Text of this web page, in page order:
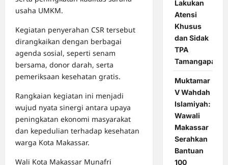
usaha UMKM.
Kegiatan penyerahan CSR tersebut
dirangkaikan dengan berbagai
agenda sosial, seperti senam
bersama, donor darah, serta
pemeriksaan kesehatan gratis.
Rangkaian kegiatan ini menjadi
wujud nyata sinergi antara upaya
peningkatan ekonomi masyarakat
dan kepedulian terhadap kesehatan
warga Kota Makassar.
Wali Kota Makassar Munafri
Lakukan
Atensi
Khusus
dan Sidak
TPA
Tamangapa
Muktamar
V Wahdah
Islamiyah:
Wawali
Makassar
Serahkan
Bantuan
100